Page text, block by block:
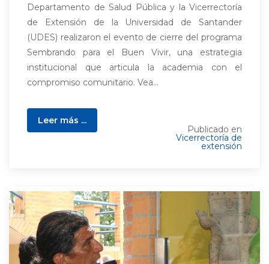
Departamento de Salud Pública y la Vicerrectoría
de Extensión de la Universidad de Santander
(UDES) realizaron el evento de cierre del programa
Sembrando para el Buen Vivir, una estrategia
institucional que articula la academia con el
compromiso comunitario. Vea...
Leer más ...
Publicado en
Vicerrectoría de
extensión